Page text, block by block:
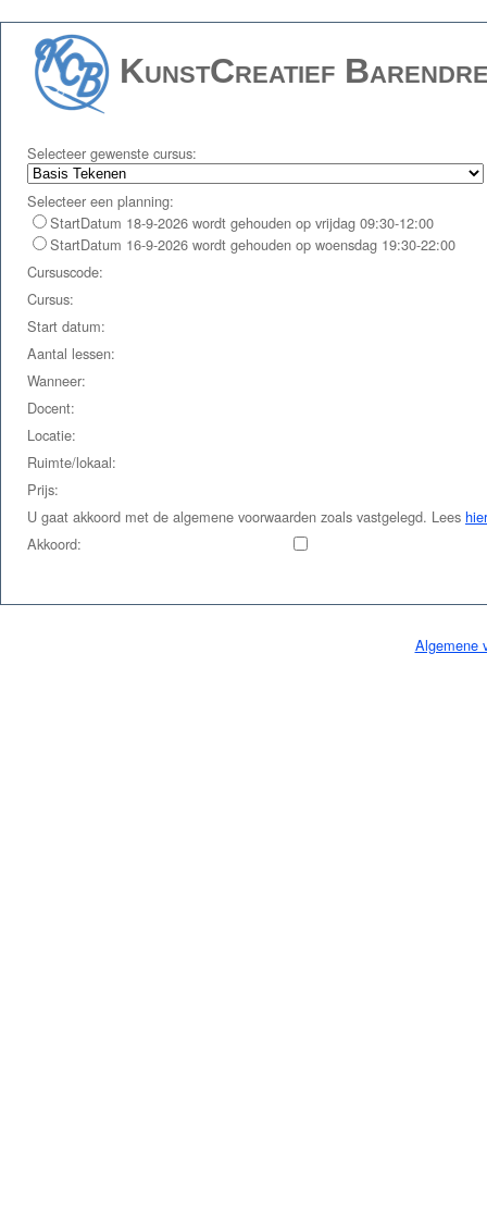
KunstCreatief
Selecteer gewenste cursus:
Selecteer een planning:
StartDatum 18-9-2026 wordt gehouden op vrijdag 09:30-12:00
StartDatum 16-9-2026 wordt gehouden op woensdag 19:30-22:00
Cursuscode:
Cursus:
Start datum:
Aantal lessen:
Wanneer:
Docent:
Locatie:
Ruimte/lokaal:
Prijs:
U gaat akkoord met de algemene voorwaarden zoals vastgelegd. Lees hier
Akkoord:
Algemene